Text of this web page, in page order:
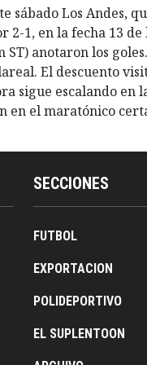
sábado Los Andes,
1, en la fecha 13 de
anotaron los
El descuento
sigue escalando en
en el maratónico
SECCIONES
FUTBOL
EXPORTACION
POLIDEPORTIVO
EL SUPLENTOON